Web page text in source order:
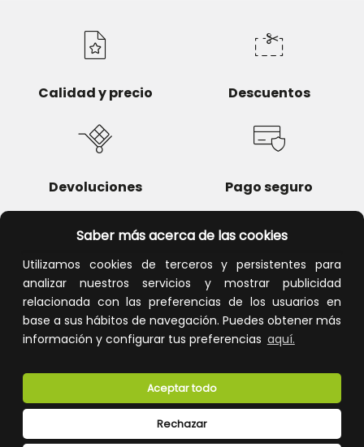
Saber más acerca de las cookies
Utilizamos cookies de terceros y persistentes para
analizar nuestros servicios y mostrar publicidad
relacionada con las preferencias de los usuarios en
base a sus hábitos de navegación. Puedes obtener más
información y configurar tus preferencias aquí.
Rechazar
Aceptar todo
Calidad y precio Descuentos
Devoluciones Pago seguro
Atención al cliente
CONÓCENOS